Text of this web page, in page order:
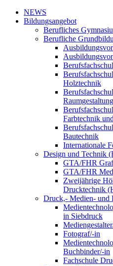
NEWS
Bildungsangebot
Berufliches
Berufliche
Holztechnik
Raumgestaltung
Farbtechnik
Bautechnik
Internationale
Design und Technik
GTA/FHR
GTA/FHR
Zweijährige
Drucktechnik
Druck,- Medien- und
in Siebdruck
Fotograf/-in
Buchbinder/-in
Fachschule